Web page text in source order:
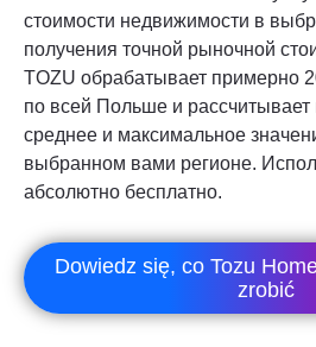
стоимости недвижимости в
получения точной рыночной
TOZU обрабатывает примерно
по всей Польше и
среднее и максимальное
выбранном вами регионе.
абсолютно бесплатно.
Dowiedz się, co Tozu
zrobić